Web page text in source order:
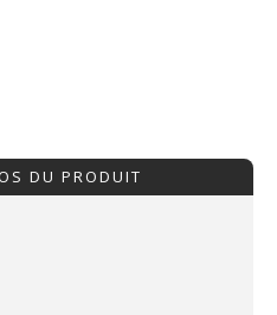
DU PRODUIT